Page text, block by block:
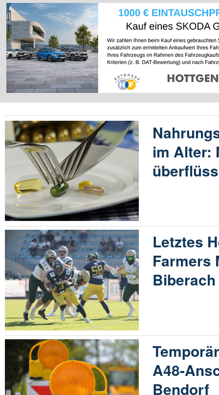
im Alter:
Letztes
Farmers
A48-
Bendorf